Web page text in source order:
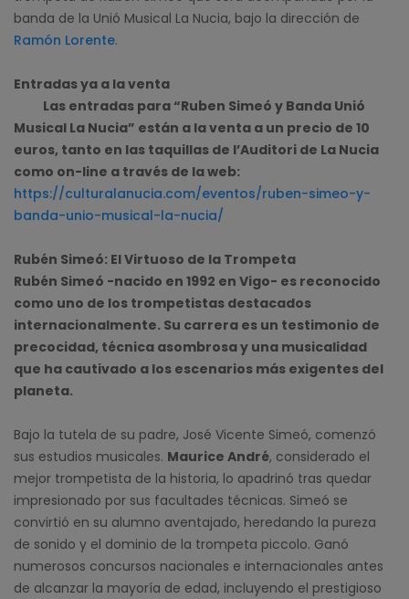
banda de la Unió Musical La Nucia, bajo la dirección de
Ramón Lorente.
Entradas ya a la venta
Las entradas para “Ruben Simeó y Banda Unió
Musical La Nucia” están a la venta a un precio de 10
euros, tanto en las taquillas de l’Auditori de La Nucia
como on-line a través de la web:
https://culturalanucia.com/eventos/ruben-simeo-y-
banda-unio-musical-la-nucia/
Rubén Simeó: El Virtuoso de la Trompeta
Rubén Simeó -nacido en 1992 en Vigo- es reconocido
como uno de los trompetistas destacados
internacionalmente. Su carrera es un testimonio de
precocidad, técnica asombrosa y una musicalidad
que ha cautivado a los escenarios más exigentes del
planeta.
Bajo la tutela de su padre, José Vicente Simeó, comenzó
sus estudios musicales. Maurice André, considerado el
mejor trompetista de la historia, lo apadrinó tras quedar
impresionado por sus facultades técnicas. Simeó se
convirtió en su alumno aventajado, heredando la pureza
de sonido y el dominio de la trompeta piccolo. Ganó
numerosos concursos nacionales e internacionales antes
de alcanzar la mayoría de edad, incluyendo el prestigioso